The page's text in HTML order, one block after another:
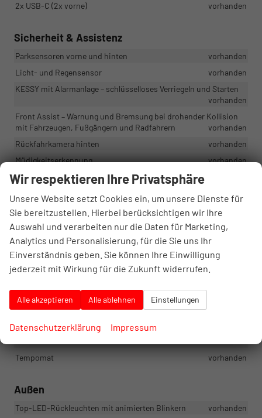
2x USB-C (2x vorne)
vorhanden
Sicherheit & Assistenz
Parksensoren vorne und hinten
vorhanden
Licht- und Regensensor
vorhanden
KESSY mit Alarmanlage – schlüsselloses Verriegeln und Starten
vorhanden
Front Assist – Warnung und Bremsung bei drohender Kollision
mit Fahrzeugen, Fußgängern und Radfahrern
vorhanden
Rückfahrkamera hinten
vorhanden
Müdigkeitserkennung
vorhanden
Verkehrszeichenerkennung
3x ISOFIX und Top Tether (1x vorne, 2x hinten)
vorhanden
Fahrer- und Beifahrerairbag, Beifahrerairbag mit Deaktivierung
Kopfairbags und Seitenairbags vorne
vorhanden
ESC einschließlich ABS, EBV, MSR, ASR, EDS, HBA, DSR, ESBS,
Easy Light Assist – Lichtsensor
Lane Assist – Spurhalteassistent
Tempomat
vorhanden
Außen
Top-LED-Rückleuchten mit animierten Blinkern
vorhanden
Wir respektieren Ihre Privatsphäre
Unsere Website setzt Cookies ein, um unsere Dienste für
Sie bereitzustellen. Hierbei berücksichtigen wir Ihre
Auswahl und verarbeiten nur die Daten für Marketing,
Analytics und Personalisierung, für die Sie uns Ihr
Einverständnis geben. Sie können Ihre Einwilligung
jederzeit mit Wirkung für die Zukunft widerrufen.
Alle akzeptieren Alle ablehnen Einstellungen
Datenschutzerklärung Impressum